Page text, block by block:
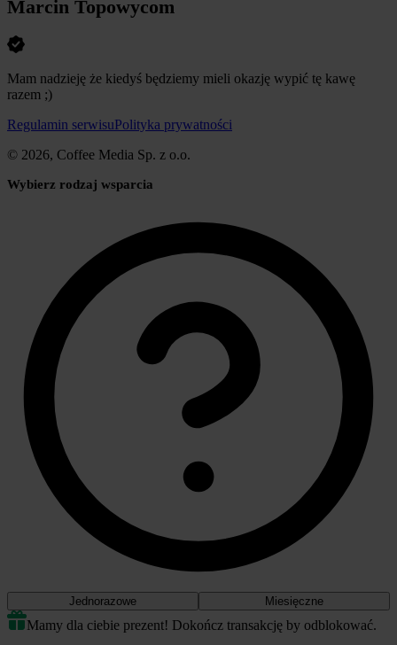
Marcin Topowycom
Mam nadzieję że kiedyś będziemy mieli okazję wypić tę kawę
razem ;)
Regulamin serwisuPolityka prywatności
© 2026, Coffee Media Sp. z o.o.
Wybierz rodzaj wsparcia
Jednorazowe Miesięczne
Mamy dla ciebie prezent! Dokończ transakcję by odblokować.